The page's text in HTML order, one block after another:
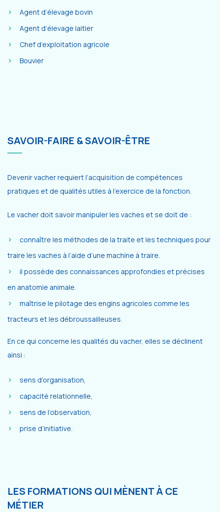
Agent d’élevage bovin
Agent d’élevage laitier
Chef d’exploitation agricole
Bouvier
SAVOIR-FAIRE & SAVOIR-ÊTRE
Devenir vacher requiert l’acquisition de compétences
pratiques et de qualités utiles à l’exercice de la fonction.
Le vacher doit savoir manipuler les vaches et se doit de :
connaître les méthodes de la traite et les techniques pour
traire les vaches à l’aide d’une machine à traire.
il possède des connaissances approfondies et précises
en anatomie animale.
maîtrise le pilotage des engins agricoles comme les
tracteurs et les débroussailleuses.
En ce qui concerne les qualités du vacher, elles se déclinent
ainsi :
sens d’organisation,
capacité relationnelle,
sens de l’observation,
prise d’initiative.
LES FORMATIONS QUI MÈNENT À CE
MÉTIER